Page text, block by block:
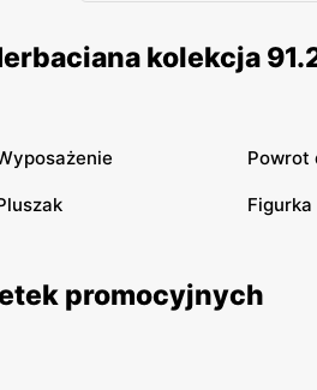
kolekcja
Powrot
Figurka
promocyjnych